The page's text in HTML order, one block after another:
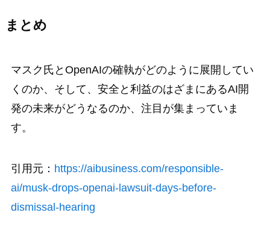
まとめ
マスク氏とOpenAIの確執がどのように展開してい
くのか、そして、安全と利益のはざまにあるAI開
発の未来がどうなるのか、注目が集まっていま
す。
引用元： https://aibusiness.com/responsible-
ai/musk-drops-openai-lawsuit-days-before-
dismissal-hearing